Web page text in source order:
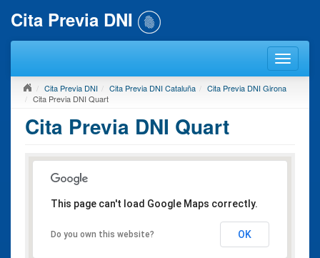
Cita Previa DNI
Cita Previa DNI Cita Previa DNI Cataluña
Cita Previa DNI Girona
Cita Previa DNI Quart
Cita Previa DNI Quart
This page can't load Google Maps correctly.
Do you own this website? OK